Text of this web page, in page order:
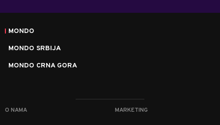
MONDO
MONDO SRBIJA
MONDO CRNA GORA
O NAMA MARKETING